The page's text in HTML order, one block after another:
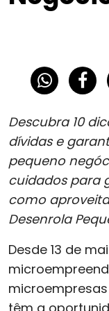
Descubra 10
dívidas e
pequeno
cuidados para
como
Desenrola
Desde 13 de